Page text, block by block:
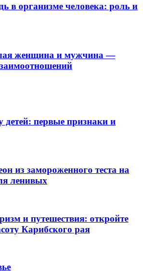
в организме человека: роль и
женщина и мужчина —
детей: первые признаки и
из замороженного теста на
ленивых
и путешествия: откройте
Карибского рая